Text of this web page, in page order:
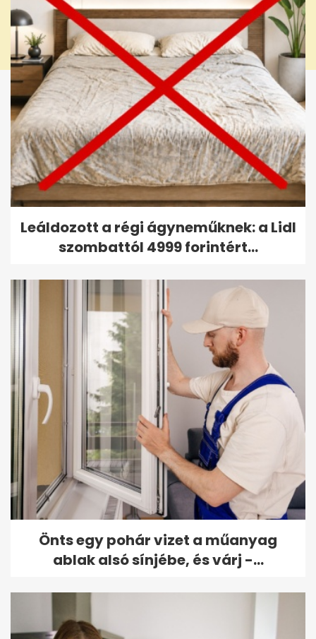
Leáldozott a régi ágyneműknek: a Lidl
szombattól 4999 forintért...
Önts egy pohár vizet a műanyag
ablak alsó sínjébe, és várj -...